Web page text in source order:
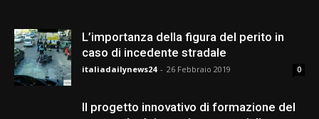
L’importanza della figura del perito in
caso di incedente stradale
italiadailynews24 - 26 Febbraio 2019 0
Il progetto innovativo di formazione del